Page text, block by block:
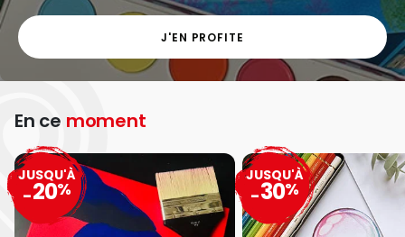
J'EN PROFITE
En ce moment
JUSQU'À
-20%
JUSQU'À
-30%